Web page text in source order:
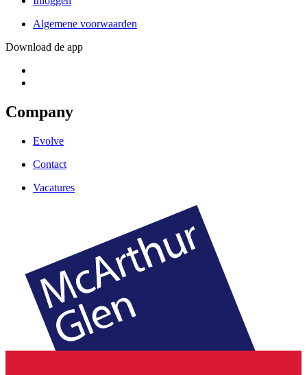
Algemene voorwaarden
Download de app
Company
Evolve
Contact
Vacatures